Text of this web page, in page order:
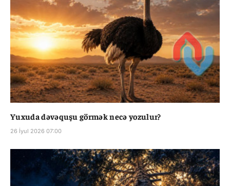
Yuxuda dəvəquşu görmək necə yozulur?
26 İyul 2026 07:00